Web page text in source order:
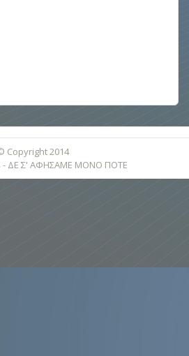
Copyright 2014
- ΔΕ Σ' ΑΦΗΣΑΜΕ ΜΟΝΟ ΠΟΤΕ